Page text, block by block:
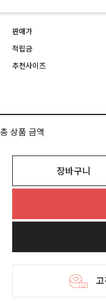
판매가
적립금
추천사이즈
총 상품 금액
장바구니